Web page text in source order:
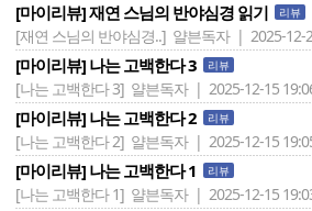
[마이리뷰] 재연 스님의 반야심경 읽기 리뷰
[재연 스님의 반야심경..] 얄븐독자 | 2025-12-
[마이리뷰] 나는 고백한다 3 리뷰
[나는 고백한다 3] 얄븐독자 | 2025-12-15
[마이리뷰] 나는 고백한다 2 리뷰
[나는 고백한다 2] 얄븐독자 | 2025-12-15
[마이리뷰] 나는 고백한다 1 리뷰
[나는 고백한다 1] 얄븐독자 | 2025-12-15